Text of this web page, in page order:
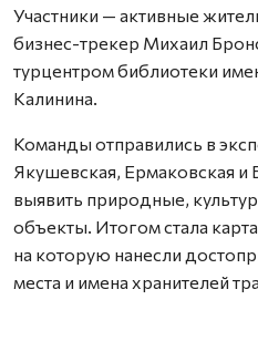
Участники — активные
бизнес-трекер Михаил
турцентром библиотеки
Калинина.
Команды отправились в
Якушевская, Ермаковская и
выявить природные,
объекты. Итогом стала
на которую нанесли
места и имена хранителей